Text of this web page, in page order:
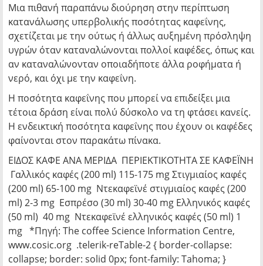
Μια πιθανή παραπάνω διούρηση στην περίπτωση
κατανάλωσης υπερβολικής ποσότητας καφεΐνης,
σχετίζεται με την ούτως ή άλλως αυξημένη πρόσληψη
υγρών όταν καταναλώνονται πολλοί καφέδες, όπως και
αν καταναλώνονταν οποιαδήποτε άλλα ροφήματα ή
νερό, και όχι με την καφεΐνη.
Η ποσότητα καφεΐνης που μπορεί να επιδείξει μια
τέτοια δράση είναι πολύ δύσκολο να τη φτάσει κανείς.
Η ενδεικτική ποσότητα καφεΐνης που έχουν οι καφέδες
φαίνονται στον παρακάτω πίνακα.
ΕΙΔΟΣ ΚΑΦΕ ΑΝΑ ΜΕΡΙΔΑ ΠΕΡΙΕΚΤΙΚΟΤΗΤΑ ΣΕ ΚΑΦΕΪΝΗ
Γαλλικός καφές (200 ml) 115-175 mg Στιγμιαίος καφές
(200 ml) 65-100 mg Ντεκαφεϊνέ στιγμιαίος καφές (200
ml) 2-3 mg Εσπρέσο (30 ml) 30-40 mg Ελληνικός καφές
(50 ml) 40 mg Ντεκαφεϊνέ ελληνικός καφές (50 ml) 1
mg *Πηγή: The coffee Science Information Centre,
www.cosic.org .telerik-reTable-2 { border-collapse:
collapse; border: solid 0px; font-family: Tahoma; }